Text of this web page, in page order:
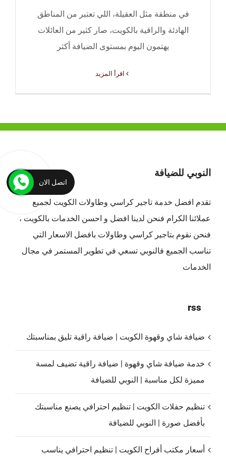
في منطقة مثل العقيلة، اللي تعتبر من المناطق
الهادئة والراقية بالكويت، صار كثير من العائلات
يهتمون اليوم بمستوى الضيافة أكثر
النوبي للضيافة
تقدم افضل خدمة تاجير كراسي وطاولات الكويت لجميع
عملائنا الكرام فنحن لدينا افضل و احسن الخدمات بالكويت ،
فنحن نقوم بتاجير كراسي وطاولات بافضل الاسعار التي
تناسب الجميع فالنوبي تسعي في تطوير المستمر في مجال
الخدمات
rss
ضيافة شاي وقهوة الكويت | ضيافة راقية تليق بمناسبتك
خدمة ضيافة شاي وقهوة | ضيافة راقية تضيف لمسة
مميزة لكل مناسبة | النوبي للضيافة
تنظيم حفلات الكويت | تنظيم احترافي يصنع مناسبتك
بأفضل صورة | النوبي للضيافة
أسعار مكتب أفراح الكويت | تنظيم احترافي يناسب
اتصل الان